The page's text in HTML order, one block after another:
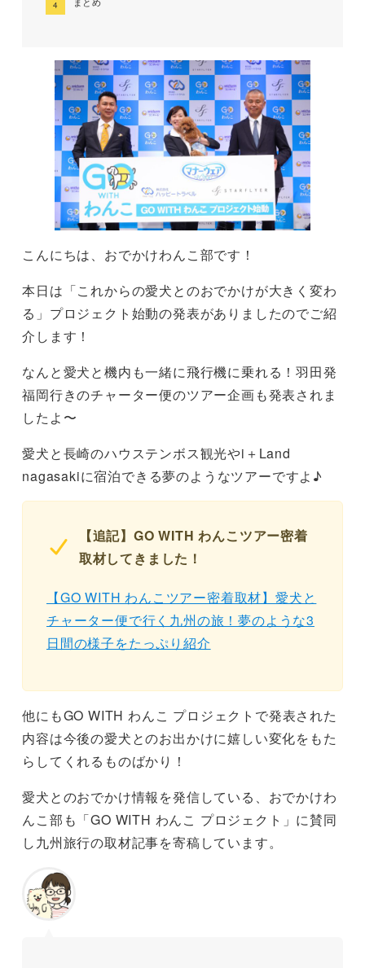
こんにちは、おでかけわんこ部です！
本日は「これからの愛犬とのおでかけが大きく変わ
る」プロジェクト始動の発表がありましたのでご紹
介します！
なんと愛犬と機内も一緒に飛行機に乗れる！羽田発
福岡行きのチャーター便のツアー企画も発表されま
したよ〜
愛犬と長崎のハウステンボス観光やi＋Land
nagasakiに宿泊できる夢のようなツアーですよ♪
【追記】GO WITH わんこツアー密着
取材してきました！
【GO WITH わんこツアー密着取材】愛犬と
チャーター便で行く九州の旅！夢のような3
日間の様子をたっぷり紹介
他にもGO WITH わんこ プロジェクトで発表された
内容は今後の愛犬とのお出かけに嬉しい変化をもた
らしてくれるものばかり！
愛犬とのおでかけ情報を発信している、おでかけわ
んこ部も「GO WITH わんこ プロジェクト」に賛同
し九州旅行の取材記事を寄稿しています。